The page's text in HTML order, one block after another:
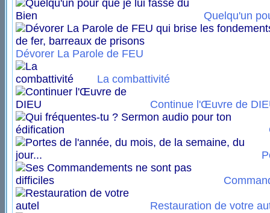
Quelqu'un
Dévorer La Parole de FEU
La combattivité
Continue l'Œuvre de
Restauration de votre